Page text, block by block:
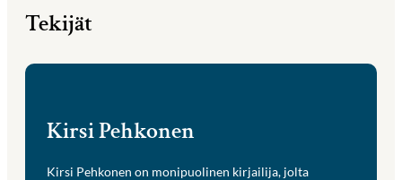
Tekijät
Kirsi Pehkonen
Kirsi Pehkonen on monipuolinen kirjailija, jolta